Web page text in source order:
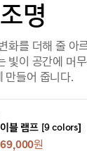
명
화를 더해 줄 아
빛이 공간에 머
만들어 줍니다.
블 램프 [9 colors]
원